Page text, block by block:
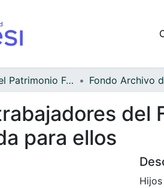
Archivo del Patrimonio Fotográfico y Fílmico del Valle del Cauca
del
para ellos